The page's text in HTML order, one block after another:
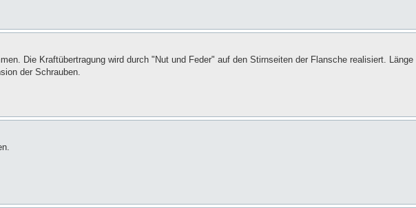
Die Kraftübertragung wird durch "Nut und Feder" auf den Stirnseiten der Flansche realisiert. Länge
der Schrauben.